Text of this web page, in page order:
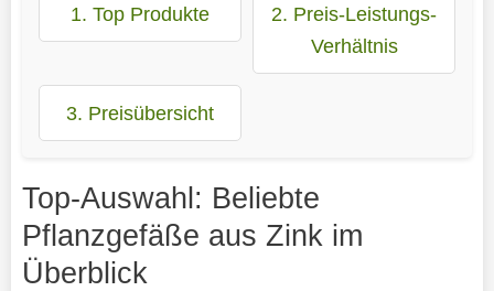
1. Top Produkte
2. Preis-Leistungs-
Verhältnis
3. Preisübersicht
Top-Auswahl: Beliebte
Pflanzgefäße aus Zink im
Überblick